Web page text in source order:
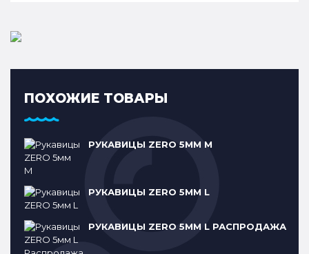
ПОХОЖИЕ ТОВАРЫ
РУКАВИЦЫ ZERO 5ММ M
РУКАВИЦЫ ZERO 5ММ L
РУКАВИЦЫ ZERO 5ММ L РАСПРОДАЖА